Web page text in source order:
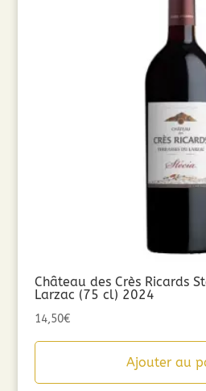
Château des Crès Ricards
Larzac (75 cl) 2024
14,50€
Ajouter au